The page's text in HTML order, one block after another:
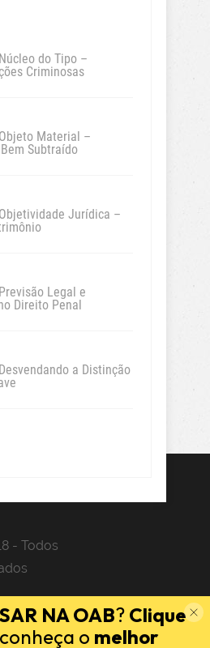
do Tipo –
Criminosas
Material –
Subtraído
Jurídica –
Legal e
Direito Penal
a Distinção
- Todos
NA OAB? Clique
o melhor